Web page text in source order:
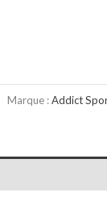
Marque :Addict